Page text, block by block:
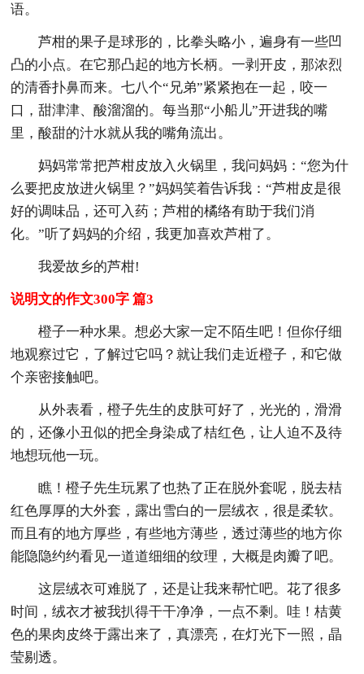
语。
芦柑的果子是球形的，比拳头略小，遍身有一些凹
凸的小点。在它那凸起的地方长柄。一剥开皮，那浓烈
的清香扑鼻而来。七八个“兄弟”紧紧抱在一起，咬一
口，甜津津、酸溜溜的。每当那“小船儿”开进我的嘴
里，酸甜的汁水就从我的嘴角流出。
妈妈常常把芦柑皮放入火锅里，我问妈妈：“您为什
么要把皮放进火锅里？”妈妈笑着告诉我：“芦柑皮是很
好的调味品，还可入药；芦柑的橘络有助于我们消
化。”听了妈妈的介绍，我更加喜欢芦柑了。
我爱故乡的芦柑!
说明文的作文300字 篇3
橙子一种水果。想必大家一定不陌生吧！但你仔细
地观察过它，了解过它吗？就让我们走近橙子，和它做
个亲密接触吧。
从外表看，橙子先生的皮肤可好了，光光的，滑滑
的，还像小丑似的把全身染成了桔红色，让人迫不及待
地想玩他一玩。
瞧！橙子先生玩累了也热了正在脱外套呢，脱去桔
红色厚厚的大外套，露出雪白的一层绒衣，很是柔软。
而且有的地方厚些，有些地方薄些，透过薄些的地方你
能隐隐约约看见一道道细细的纹理，大概是肉瓣了吧。
这层绒衣可难脱了，还是让我来帮忙吧。花了很多
时间，绒衣才被我扒得干干净净，一点不剩。哇！桔黄
色的果肉皮终于露出来了，真漂亮，在灯光下一照，晶
莹剔透。